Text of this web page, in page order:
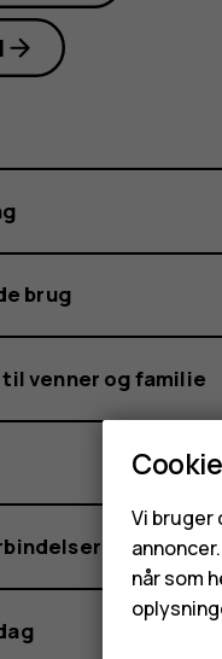
brug
venner og familie
Vi bruger
når som